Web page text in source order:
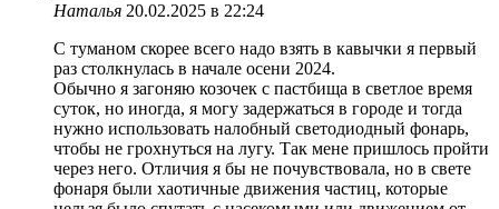
Наталья 20.02.2025 в 22:24
С туманом скорее всего надо взять в кавычки я первый
раз столкнулась в начале осени 2024.
Обычно я загоняю козочек с пастбища в светлое время
суток, но иногда, я могу задержаться в городе и тогда
нужно использовать налобный светодиодный фонарь,
чтобы не грохнуться на лугу. Так мене пришлось пройти
через него. Отличия я бы не почувствовала, но в свете
фонаря были хаотичные движения частиц, которые